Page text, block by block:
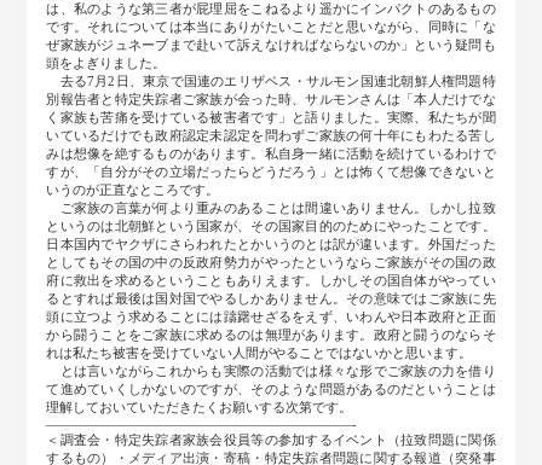
は、私のような第三者が屁理屈をこねるより遥かにインパクトのあるもの
です。それについては本当にありがたいことだと思いながら、同時に「な
ぜ家族がジュネーブまで赴いて訴えなければならないのか」という疑問も
頭をよぎりました。
去る7月2日、東京で国連のエリザベス・サルモン国連北朝鮮人権問題特
別報告者と特定失踪者ご家族が会った時、サルモンさんは「本人だけでな
く家族も苦痛を受けている被害者です」と語りました。実際、私たちが聞
いているだけでも政府認定未認定を問わずご家族の何十年にもわたる苦し
みは想像を絶するものがあります。私自身一緒に活動を続けているわけで
すが、「自分がその立場だったらどうだろう」とは怖くて想像できないと
いうのが正直なところです。
ご家族の言葉が何より重みのあることは間違いありません。しかし拉致
というのは北朝鮮という国家が、その国家目的のためにやったことです。
日本国内でヤクザにさらわれたとかいうのとは訳が違います。外国だった
としてもその国の中の反政府勢力がやったというならご家族がその国の政
府に救出を求めるということもありえます。しかしその国自体がやってい
るとすれば最後は国対国でやるしかありません。その意味ではご家族に先
頭に立つよう求めることには躊躇せざるをえず、いわんや日本政府と正面
から闘うことをご家族に求めるのは無理があります。政府と闘うのならそ
れは私たち被害を受けていない人間がやることではないかと思います。
とは言いながらこれからも実際の活動では様々な形でご家族の力を借り
て進めていくしかないのですが、そのような問題があるのだということは
理解しておいていただきたくお願いする次第です。
―――――――――――――――――――――――-
＜調査会・特定失踪者家族会役員等の参加するイベント（拉致問題に関係
するもの）・メディア出演・寄稿・特定失踪者問題に関する報道（突発事